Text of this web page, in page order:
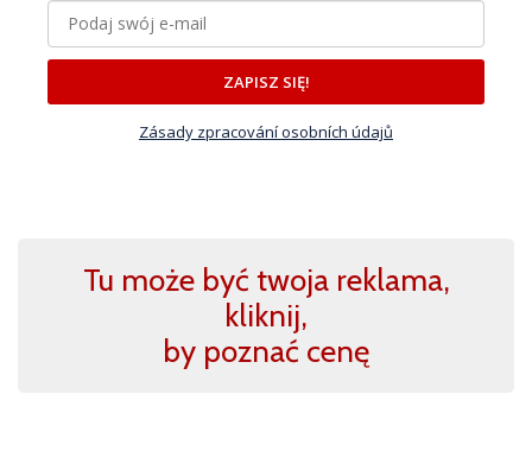
ZAPISZ SIĘ!
Zásady zpracování osobních údajů
Tu może być twoja reklama,
kliknij,
by poznać cenę